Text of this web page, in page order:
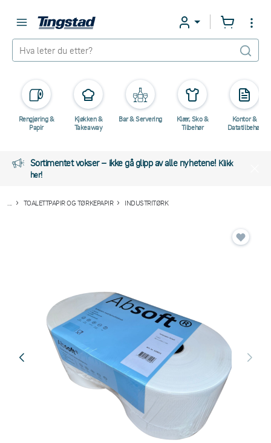
Rengjøring &
Papir
Kjøkken &
Takeaway
Bar & Servering
Klær, Sko &
Tilbehør
Kontor &
Datatilbehør
Sortimentet vokser – ikke gå glipp av alle nyhetene! Klikk
her!
TOALETTPAPIR OG TØRKEPAPIR INDUSTRITØRK